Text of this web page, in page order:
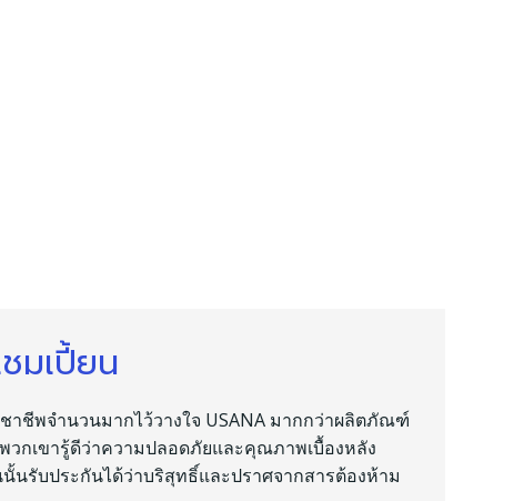
มเปี้ยน
ชีพจำนวนมากไว้วางใจ USANA มากกว่าผลิตภัณฑ์
วกเขารู้ดีว่าความปลอดภัยและคุณภาพเบื้องหลัง
นรับประกันได้ว่าบริสุทธิ์และปราศจากสารต้องห้าม